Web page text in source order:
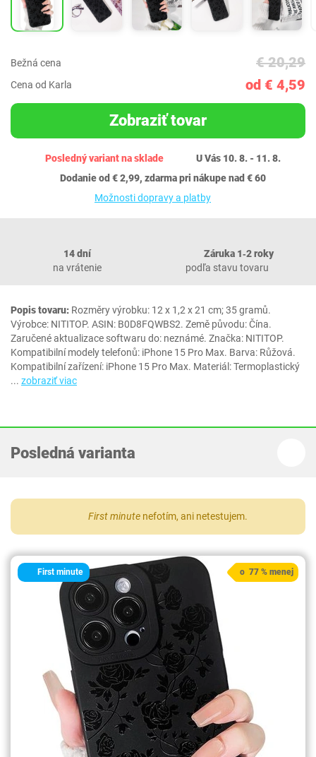
Bežná cena € 20,29
Cena od Karla od € 4,59
Zobraziť tovar
Posledný variant na sklade
U Vás 10. 8. - 11. 8.
Dodanie od € 2,99, zdarma pri nákupe nad € 60
Možnosti dopravy a platby
14 dní
na vrátenie
Záruka 1‐2 roky
podľa stavu tovaru
Popis tovaru: Rozměry výrobku: 12 x 1,2 x 21 cm; 35 gramů.
Výrobce: NITITOP. ASIN: B0D8FQWBS2. Země původu: Čína.
Zaručené aktualizace softwaru do: neznámé. Značka: NITITOP.
Kompatibilní modely telefonů: iPhone 15 Pro Max. Barva: Růžová.
Kompatibilní zařízení: iPhone 15 Pro Max. Materiál: Termoplastický
... zobraziť viac
Posledná varianta
First minute nefotím, ani netestujem.
First minute o 77 % menej